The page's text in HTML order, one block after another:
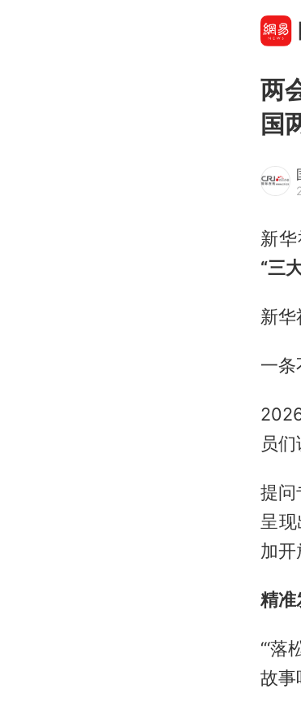
两
国
新
“三
新
一条
员
提
呈
加开
精准
“‘
故事